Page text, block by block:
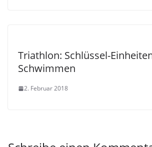
Triathlon: Schlüssel-
Schwimmen
2. Februar 2018